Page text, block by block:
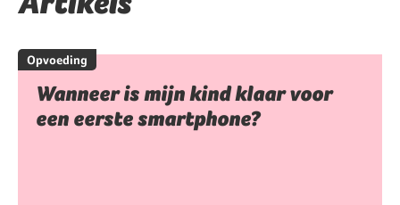
Opvoeding
Wanneer is mijn kind klaar voor
een eerste smartphone?